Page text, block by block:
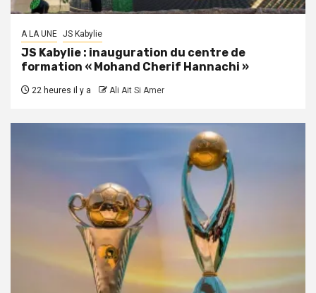
A LA UNE JS Kabylie
JS Kabylie : inauguration du centre de
formation « Mohand Cherif Hannachi »
22 heures il y a Ali Ait Si Amer